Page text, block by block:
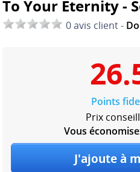
To Your Eternity -
0 avis client -
Points
Prix
Vous